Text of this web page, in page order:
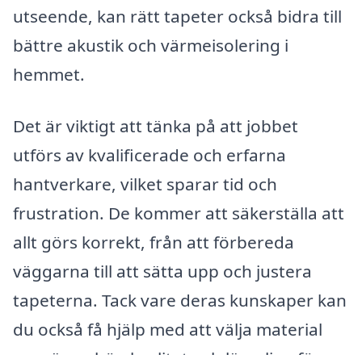
utseende, kan rätt tapeter också bidra till
bättre akustik och värmeisolering i
hemmet.
Det är viktigt att tänka på att jobbet
utförs av kvalificerade och erfarna
hantverkare, vilket sparar tid och
frustration. De kommer att säkerställa att
allt görs korrekt, från att förbereda
väggarna till att sätta upp och justera
tapeterna. Tack vare deras kunskaper kan
du också få hjälp med att välja material